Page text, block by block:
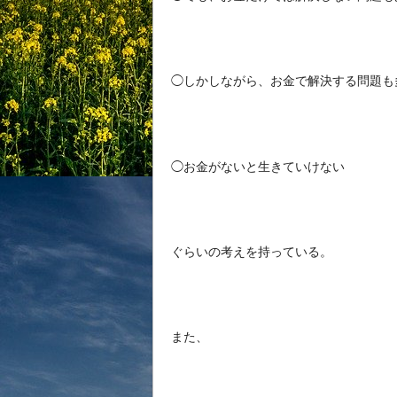
◯しかしながら、お金で解決する問題も
◯お金がないと生きていけない
ぐらいの考えを持っている。
また、